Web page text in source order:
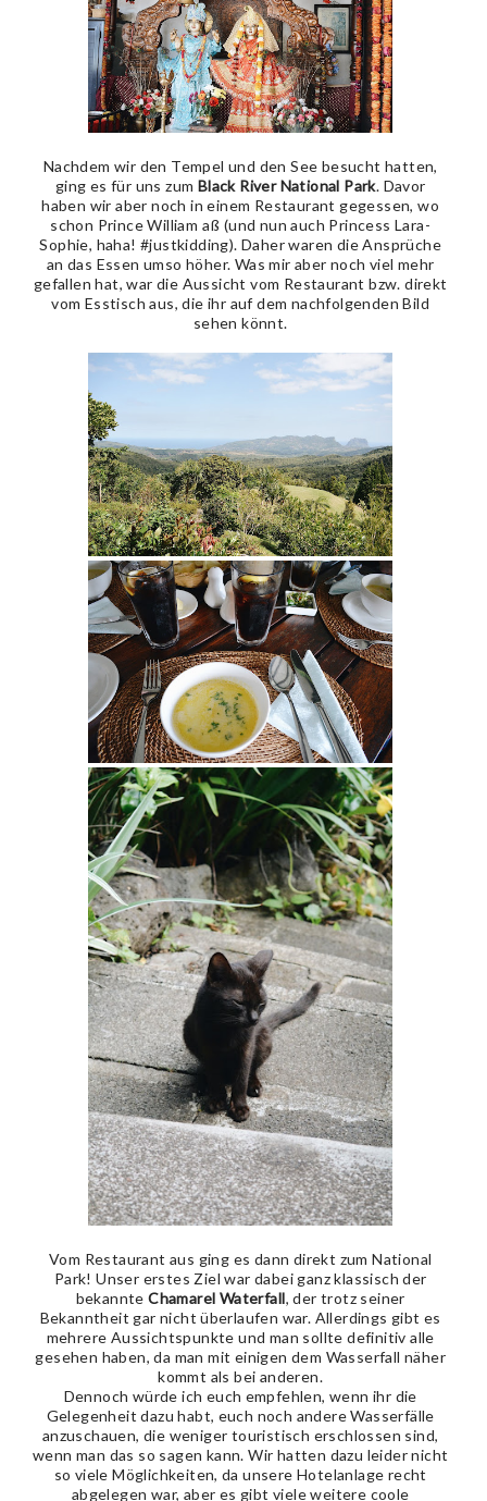
Nachdem wir den Tempel und den See besucht hatten,
ging es für uns zum Black River National Park. Davor
haben wir aber noch in einem Restaurant gegessen, wo
schon Prince William aß (und nun auch Princess Lara-
Sophie, haha! #justkidding). Daher waren die Ansprüche
an das Essen umso höher. Was mir aber noch viel mehr
gefallen hat, war die Aussicht vom Restaurant bzw. direkt
vom Esstisch aus, die ihr auf dem nachfolgenden Bild
sehen könnt.
Vom Restaurant aus ging es dann direkt zum National
Park! Unser erstes Ziel war dabei ganz klassisch der
bekannteChamarel Waterfall, der trotz seiner
Bekanntheit gar nicht überlaufen war. Allerdings gibt es
mehrere Aussichtspunkte und man sollte definitiv alle
gesehen haben, da man mit einigen dem Wasserfall näher
kommt als bei anderen.
Dennoch würde ich euch empfehlen, wenn ihr die
Gelegenheit dazu habt, euch noch andere Wasserfälle
anzuschauen, die weniger touristisch erschlossen sind,
wenn man das so sagen kann. Wir hatten dazu leider nicht
so viele Möglichkeiten, da unsere Hotelanlage recht
abgelegen war, aber es gibt viele weitere coole